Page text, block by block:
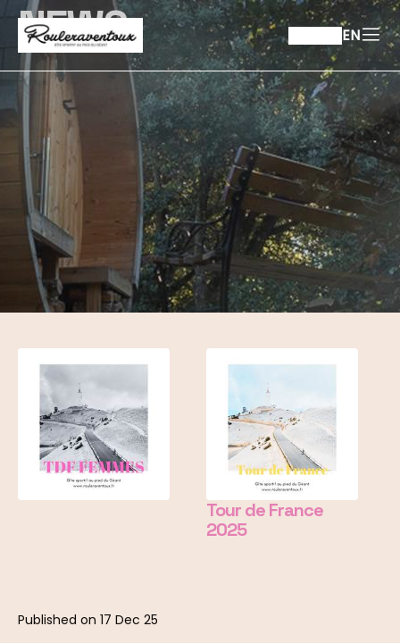
EN
NEWS
Tour de France
2025
Published on 17 Dec 25